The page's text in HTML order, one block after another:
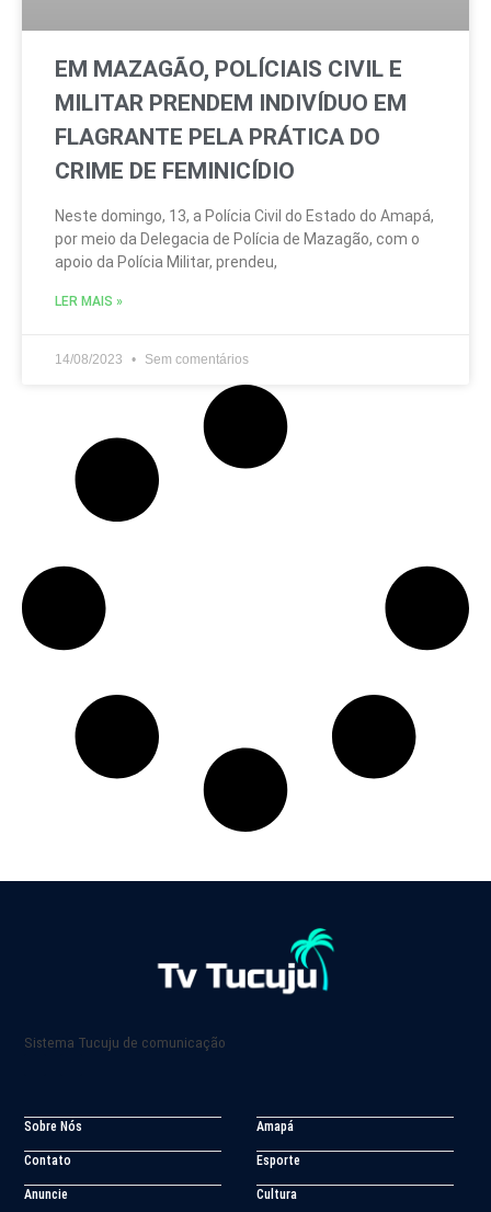
EM MAZAGÃO, POLÍCIAIS CIVIL E
MILITAR PRENDEM INDIVÍDUO EM
FLAGRANTE PELA PRÁTICA DO
CRIME DE FEMINICÍDIO
Neste domingo, 13, a Polícia Civil do Estado do Amapá,
por meio da Delegacia de Polícia de Mazagão, com o
apoio da Polícia Militar, prendeu,
LER MAIS »
14/08/2023 Sem comentários
Sistema Tucuju de comunicação
Sobre Nós
Contato
Anuncie
Amapá
Esporte
Cultura